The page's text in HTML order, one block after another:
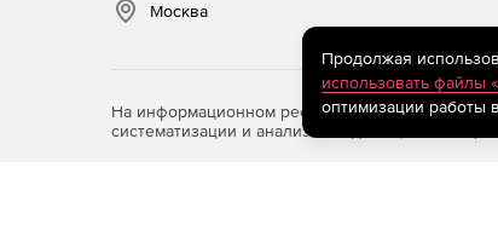
Москва
На информационном ресурсе store.softline.ru
систематизации и анализа сведений,
Продолжая
использовать файлы
оптимизации работы